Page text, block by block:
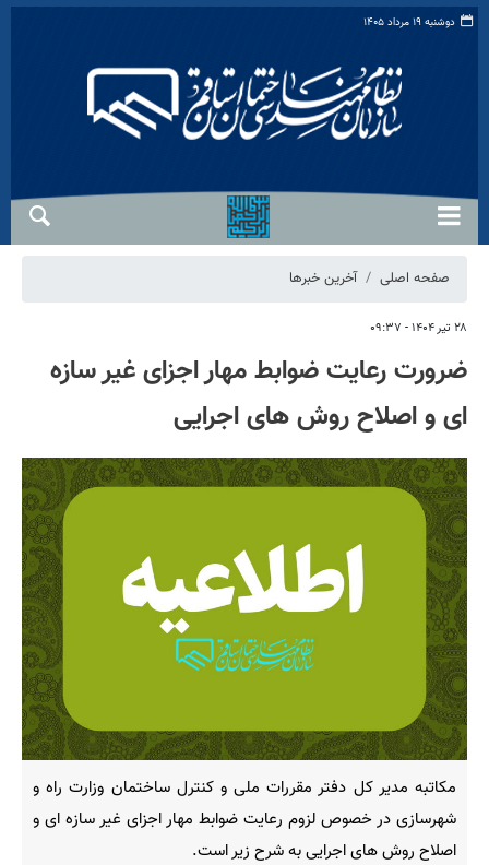
دوشنبه ۱۹ مرداد ۱۴۰۵
صفحه اصلی آخرین خبرها
۲۸ تیر ۱۴۰۴ - ۰۹:۳۷
ضرورت رعایت ضوابط مهار اجزای غیر سازه
ای و اصلاح روش های اجرایی
مکاتبه مدیر کل دفتر مقررات ملی و کنترل ساختمان وزارت راه و
شهرسازی در خصوص لزوم رعایت ضوابط مهار اجزای غیر سازه ای و
اصلاح روش های اجرایی به شرح زیر است.